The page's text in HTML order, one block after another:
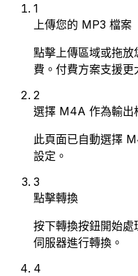
1
上傳您的 MP3 檔案
點擊上傳區域或拖
費。付費方案支援更
2
選擇 M4A 作為輸出
此頁面已自動選擇
設定。
3
點擊轉換
按下轉換按鈕開始
伺服器進行轉換。
4